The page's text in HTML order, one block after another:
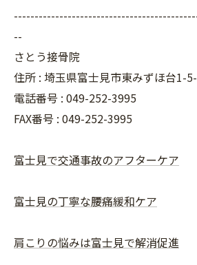
--
さとう接骨院
住所 : 埼玉県富士見市東みずほ台1-
電話番号 : 049-252-3995
FAX番号 : 049-252-3995
富士見で交通事故のアフターケア
富士見の丁寧な腰痛緩和ケア
肩こりの悩みは富士見で解消促進